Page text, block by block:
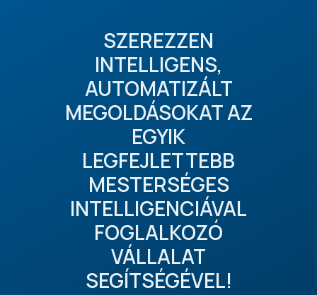
SZEREZZEN
INTELLIGENS,
AUTOMATIZÁLT
MEGOLDÁSOKAT AZ
EGYIK
LEGFEJLETTEBB
MESTERSÉGES
INTELLIGENCIÁVAL
FOGLALKOZÓ
VÁLLALAT
SEGÍTSÉGÉVEL!